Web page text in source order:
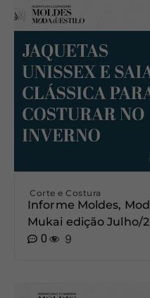
Corte e Costura
Informe Moldes,
Mukai edição Julho/
0
9